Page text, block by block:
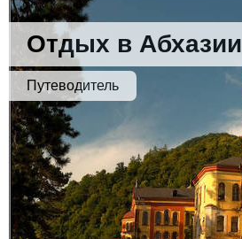
Отдых в Абхазии
Путеводитель